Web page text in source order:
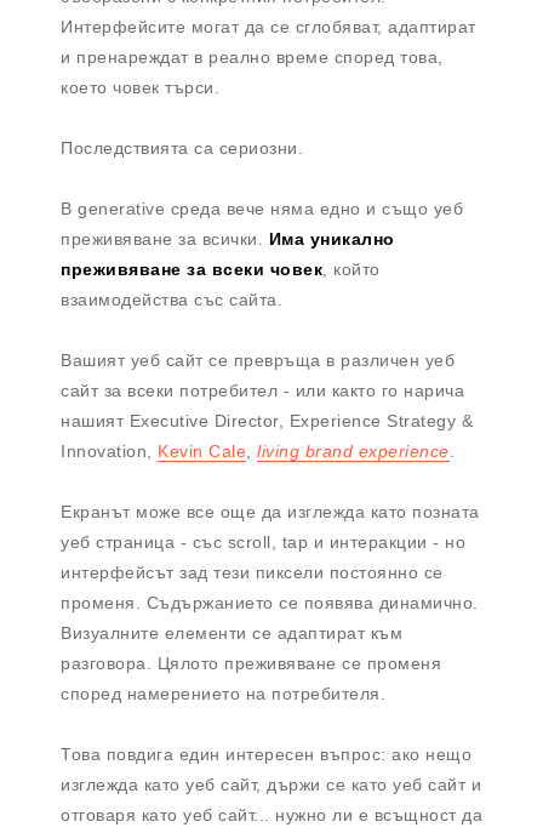
Интерфейсите могат да се сглобяват, адаптират
и пренареждат в реално време според това,
което човек търси.
Последствията са сериозни.
В generative среда вече няма едно и също уеб
преживяване за всички. Има уникално
преживяване за всеки човек , който
взаимодейства със сайта.
Вашият уеб сайт се превръща в различен уеб
сайт за всеки потребител - или както го нарича
нашият Executive Director, Experience Strategy &
Innovation, Kevin Cale living brand experience
Екранът може все още да изглежда като позната
уеб страница - със scroll, tap и интеракции - но
интерфейсът зад тези пиксели постоянно се
променя. Съдържанието се появява динамично.
Визуалните елементи се адаптират към
разговора. Цялото преживяване се променя
според намерението на потребителя.
Това повдига един интересен въпрос: ако нещо
изглежда като уеб сайт, държи се като уеб сайт и
отговаря като уеб сайт... нужно ли е всъщност да